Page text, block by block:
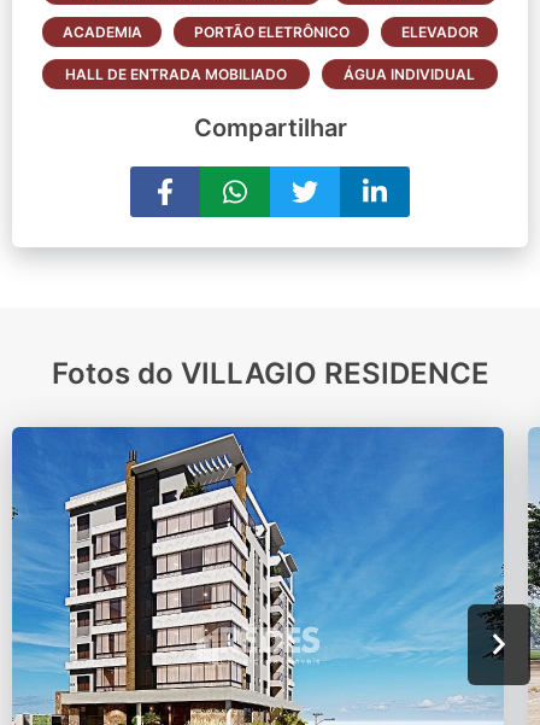
ACADEMIA PORTÃO ELETRÔNICO ELEVADOR
HALL DE ENTRADA MOBILIADO ÁGUA INDIVIDUAL
Compartilhar
Fotos do VILLAGIO RESIDENCE